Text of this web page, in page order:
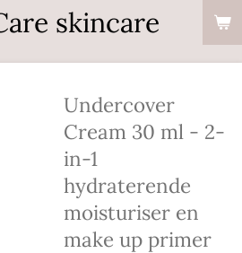
skincare
Undercover
Cream 30 ml - 2-
in-1
hydraterende
moisturiser en
make up primer